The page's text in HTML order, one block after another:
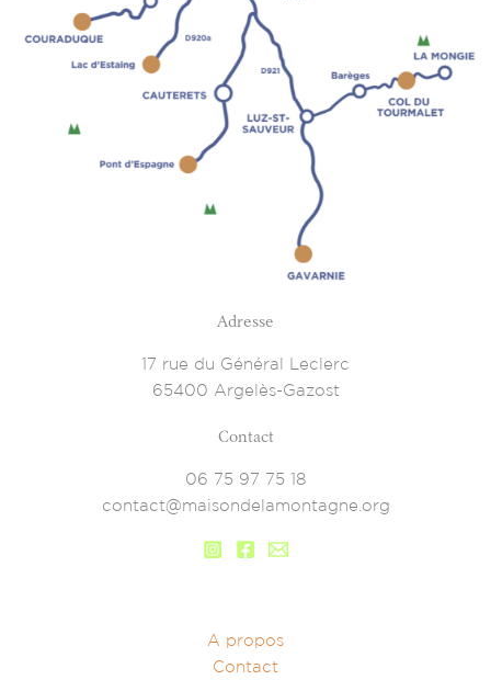
Adresse
17 rue du Général Leclerc
65400 Argelès-Gazost
Contact
06 75 97 75 18
contact@maisondelamontagne.org
A propos
Contact